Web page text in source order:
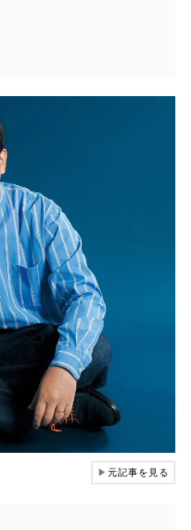
▶元記事を見る